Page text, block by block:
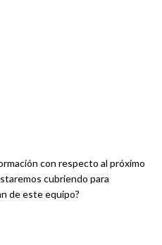
con respecto al próximo
cubriendo para
de este equipo?